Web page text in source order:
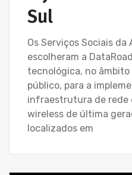
Sul
Os Serviços Sociais
escolheram a
tecnológica, no
público, para a
infraestrutura de rede
wireless de última
localizados em